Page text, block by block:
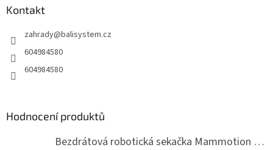
Kontakt
zahrady@balisystem.cz
604984580
604984580
Hodnocení produktů
Bezdrátová robotická sekačka Mammotion LUBA mini 2 1500